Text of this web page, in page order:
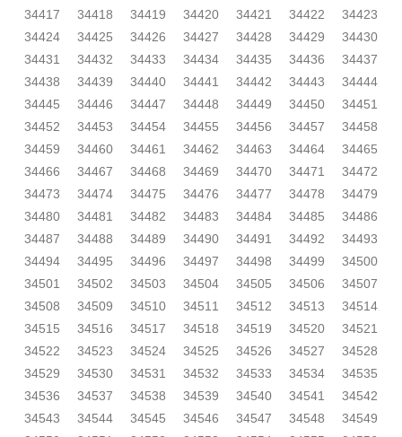
34417
34418 34419 34420 34421 34422
34423
34424
34425 34426 34427 34428 34429
34430
34431
34432 34433 34434 34435 34436
34437
34438
34439 34440 34441 34442 34443
34444
34445
34446 34447 34448 34449 34450
34451
34452
34453 34454 34455 34456 34457
34458
34459
34460 34461 34462 34463 34464
34465
34466
34467 34468 34469 34470 34471
34472
34473
34474 34475 34476 34477 34478
34479
34480
34481 34482 34483 34484 34485
34486
34487
34488 34489 34490 34491 34492
34493
34494
34495 34496 34497 34498 34499
34500
34501
34502 34503 34504 34505 34506
34507
34508
34509 34510 34511 34512 34513
34514
34515
34516 34517 34518 34519 34520
34521
34522
34523 34524 34525 34526 34527
34528
34529
34530 34531 34532 34533 34534
34535
34536
34537 34538 34539 34540 34541
34542
34543
34544 34545 34546 34547 34548
34549